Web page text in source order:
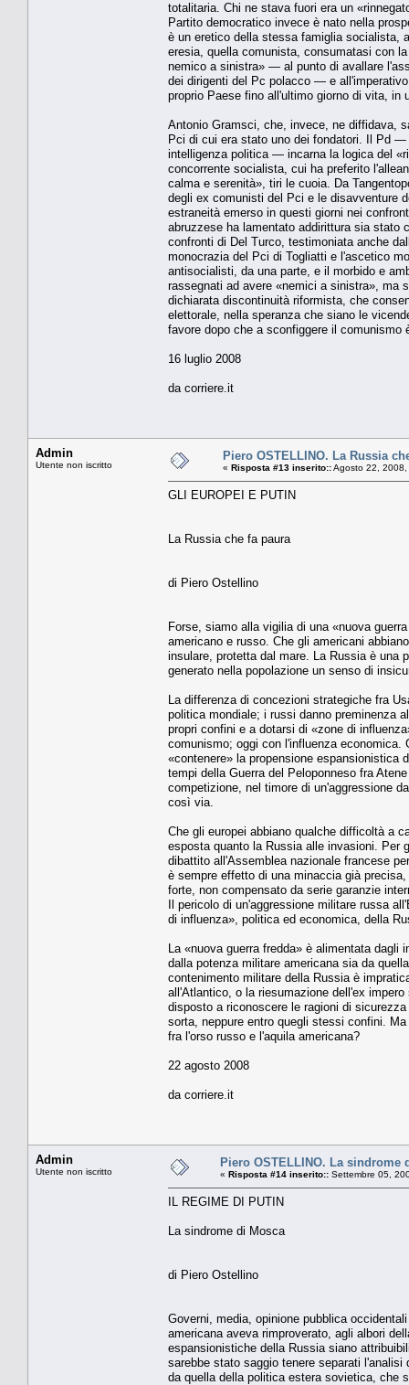
totalitaria. Chi ne stava fuori era un
Partito democratico invece è nato nella
è un eretico della stessa famiglia socialista,
eresia, quella comunista, consumatasi con
nemico a sinistra» — al punto di avallare
dei dirigenti del Pc polacco — e
proprio Paese fino all'ultimo giorno di vita, in
Antonio Gramsci, che, invece, ne diffidava,
Pci di cui era stato uno dei fondatori. Il Pd
intelligenza politica — incarna la logica del
concorrente socialista, cui ha preferito
calma e serenità», tiri le cuoia. Da
degli ex comunisti del Pci e le disavventure
estraneità emerso in questi giorni nei
abruzzese ha lamentato addirittura sia stato
confronti di Del Turco, testimoniata anche
monocrazia del Pci di Togliatti e l'ascetico
antisocialisti, da una parte, e il morbido e
rassegnati ad avere «nemici a sinistra», ma
dichiarata discontinuità riformista, che
elettorale, nella speranza che siano le
favore dopo che a sconfiggere il comunismo
16 luglio 2008
da corriere.it
Admin
Utente non iscritto
Piero OSTELLINO. La Russia
« Risposta #13 inserito::Agosto 22,
GLI EUROPEI E PUTIN
La Russia che fa paura
di Piero Ostellino
Forse, siamo alla vigilia di una «nuova
americano e russo. Che gli americani
insulare, protetta dal mare. La Russia è una
generato nella popolazione un senso di
La differenza di concezioni strategiche fra
politica mondiale; i russi danno preminenza
propri confini e a dotarsi di «zone di
comunismo; oggi con l'influenza economica.
«contenere» la propensione espansionistica
tempi della Guerra del Peloponneso fra
competizione, nel timore di un'aggressione
così via.
Che gli europei abbiano qualche difficoltà a
esposta quanto la Russia alle invasioni. Per
dibattito all'Assemblea nazionale francese
è sempre effetto di una minaccia già
forte, non compensato da serie garanzie
Il pericolo di un'aggressione militare russa
di influenza», politica ed economica, della
La «nuova guerra fredda» è alimentata
dalla potenza militare americana sia da
contenimento militare della Russia è
all'Atlantico, o la riesumazione dell'ex
disposto a riconoscere le ragioni di
sorta, neppure entro quegli stessi confini.
fra l'orso russo e l'aquila americana?
22 agosto 2008
da corriere.it
Admin
Utente non iscritto
Piero OSTELLINO. La sindrome
« Risposta #14 inserito:: Settembre 05,
IL REGIME DI PUTIN
La sindrome di Mosca
di Piero Ostellino
Governi, media, opinione pubblica
americana aveva rimproverato, agli albori
espansionistiche della Russia siano
sarebbe stato saggio tenere separati
da quella della politica estera sovietica, che